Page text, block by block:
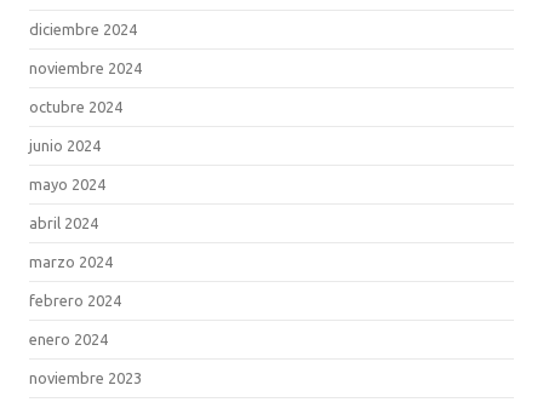
diciembre 2024
noviembre 2024
octubre 2024
junio 2024
mayo 2024
abril 2024
marzo 2024
febrero 2024
enero 2024
noviembre 2023